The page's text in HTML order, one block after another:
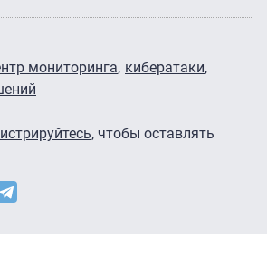
мониторинга кибератаки
, чтобы оставлять